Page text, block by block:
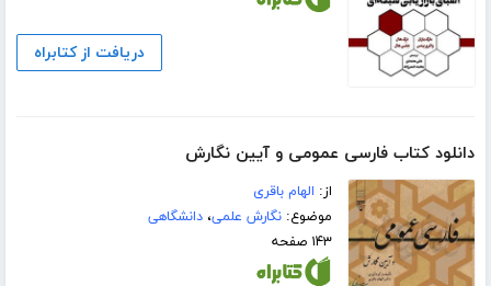
دریافت از کتابراه
دانلود کتاب فارسی عمومی و آیین نگارش
از: الهام باقری
موضوع:نگارش علمی،دانشگاهی
۱۴۳ صفحه